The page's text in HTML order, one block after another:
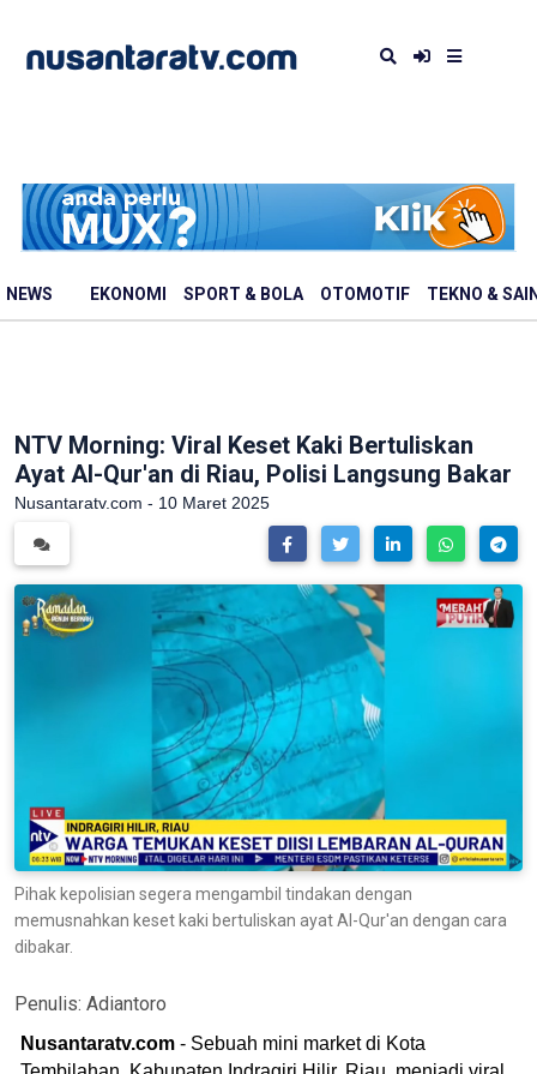
NEWS EKONOMI SPORT & BOLA OTOMOTIF TEKNO &
NTV Morning: Viral Keset Kaki Bertuliskan
Ayat Al-Qur'an di Riau, Polisi Langsung Bakar
Nusantaratv.com - 10 Maret 2025
Pihak kepolisian segera mengambil tindakan dengan
memusnahkan keset kaki bertuliskan ayat Al-Qur'an dengan cara
dibakar.
Penulis: Adiantoro
Nusantaratv.com - Sebuah mini market di Kota